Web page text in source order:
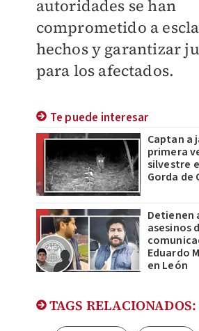
autoridades se han
comprometido a
hechos y garantizar
para los afectados.
Te puede interesar
Captan a
primera
silvestre
Gorda de
Detienen
asesinos
Eduardo
en León
TAGS RELACIONADOS: